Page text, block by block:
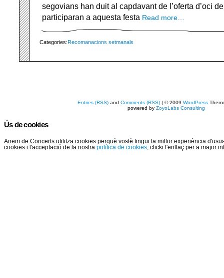
segovians han duit al capdavant de l’oferta d’oci
participaran a aquesta festa Read more…
Categories:Recomanacions setmanals
Entries (RSS) andComments (RSS) | © 2009WordPress
powered byZoyoLabs Consulting
Ús de cookies
Anem de Concerts utilitza cookies perquè vostè tingui la millor experiència
cookies i l'acceptació de la nostra política de cookies , clicki l'enllaç per a major